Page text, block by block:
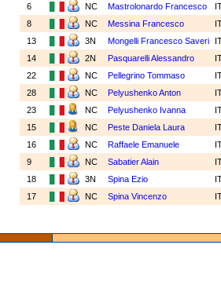
6
NC Mastrolonardo Francesco
8
NC Messina Francesco
13
3N Mongelli Francesco Saveri
14
2N Pasquarelli Alessandro
22
NC Pellegrino Tommaso
28
NC Pelyushenko Anton
23
NC Pelyushenko Ivanna
15
NC Peste Daniela Laura
16
NC Raffaele Emanuele
9
NC Sabatier Alain
18
3N Spina Ezio
17
NC Spina Vincenzo